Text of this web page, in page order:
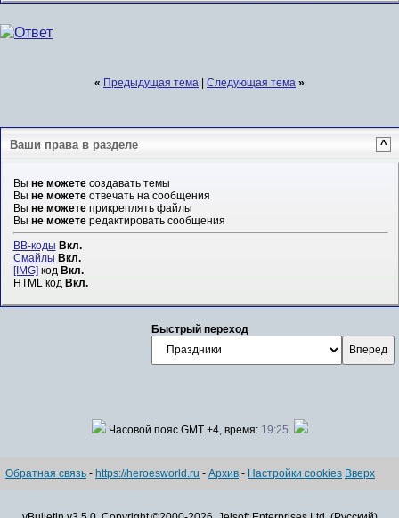
« Предыдущая тема Следующая тема »
Ваши права в разделе ^
Вы не можетесоздавать темы
Вы не можетеотвечать на сообщения
Вы не можетеприкреплять файлы
Вы не можетередактировать сообщения
BB-коды Вкл.
Смайлы Вкл.
[IMG] код Вкл.
HTML код Вкл.
Быстрый переход
Часовой пояс GMT +4, время: 19:25.
Обратная связь - https://heroesworld.ru - Архив - Настройки cookies Вверх